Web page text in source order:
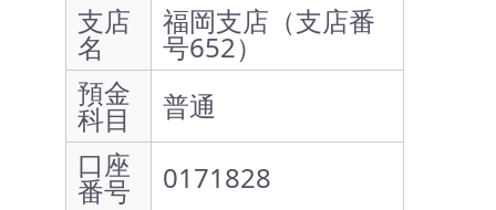
支店
名
福岡支店（支店番
号652）
預金
科目
普通
口座
番号
0171828